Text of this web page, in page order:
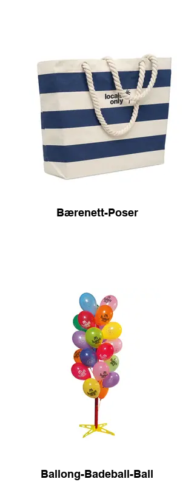
Bærenett-Poser
Ballong-Badeball-Ball